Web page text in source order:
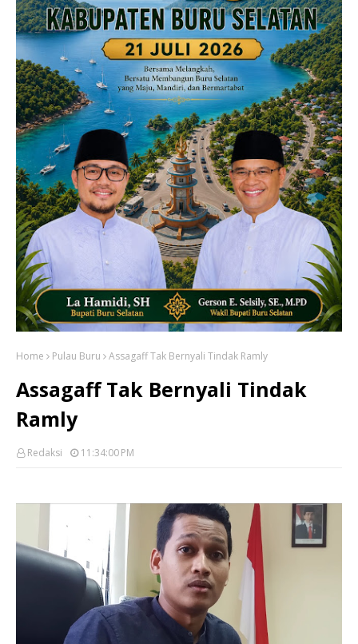
Home Pulau Buru Assagaff Tak Bernyali Tindak Ramly
Assagaff Tak Bernyali Tindak
Ramly
Redaksi 11:34:00 PM